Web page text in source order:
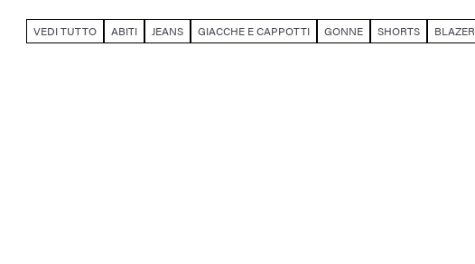
VEDI TUTTO ABITI JEANS GIACCHE E CAPPOTTI GONNE SHORTS BLAZER